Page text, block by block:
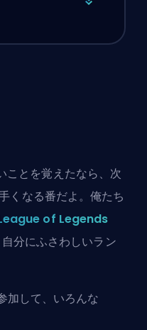
ことを覚えたなら、次
くなる番だよ。俺たち
of Legends
分にふさわしいラン
加して、いろんな